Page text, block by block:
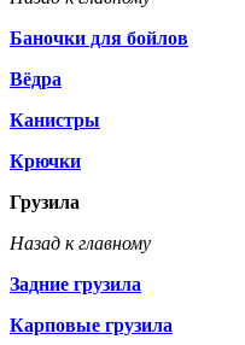
Баночки для бойлов
Вёдра
Канистры
Крючки
Грузила
Назад к главному
Задние грузила
Карповые грузила